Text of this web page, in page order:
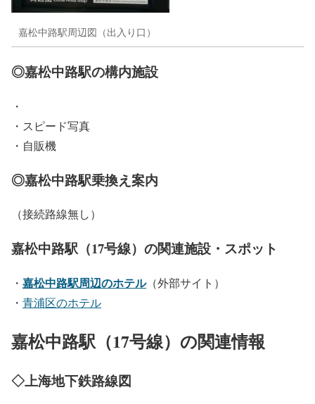
嘉松中路駅周辺図（出入り口）
◎嘉松中路駅の構内施設
・
・スピード写真
・自販機
◎嘉松中路駅乗換え案内
（接続路線無し）
嘉松中路駅（17号線）の関連施設・スポット
・ 嘉松中路駅周辺のホテル（外部サイト）
・ 青浦区のホテル
嘉松中路駅（17号線）の関連情報
◇上海地下鉄路線図